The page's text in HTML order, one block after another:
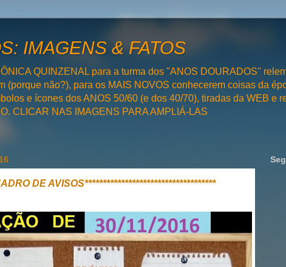
IMAGENS & FATOS
QUINZENAL para a turma dos "ANOS DOURADOS"
(porque não?), para os MAIS NOVOS conhecerem coisas da
e ícones dos ANOS 50/60 (e dos 40/70), tiradas da WEB e
CLICAR NAS IMAGENS PARA AMPLIÁ-LAS
DE AVISOS************************************